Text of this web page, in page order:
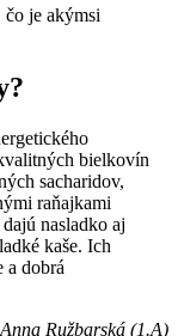
čo je akýmsi
bielkovín
sacharidov,
raňajkami
nasladko aj
kaše. Ich
a dobrá
Anna Ružbarská (1.A)